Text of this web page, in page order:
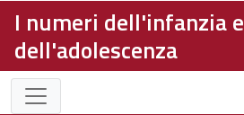
I numeri dell'infanzia e
dell'adolescenza